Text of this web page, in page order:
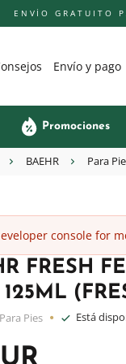
ENVÍO GRATUITO
Envío y pago
Promociones
BAEHR Para
console for
FRESH
125ML
Pies Está